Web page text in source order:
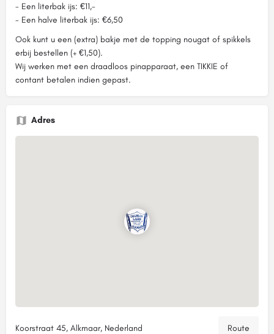
- Een literbak ijs: €11,-
- Een halve literbak ijs: €6,50
Ook kunt u een (extra) bakje met de topping nougat of spikkels
erbij bestellen (+ €1,50).
Wij werken met een draadloos pinapparaat, een TIKKIE of
contant betalen indien gepast.
Adres
Koorstraat 45, Alkmaar, Nederland Route